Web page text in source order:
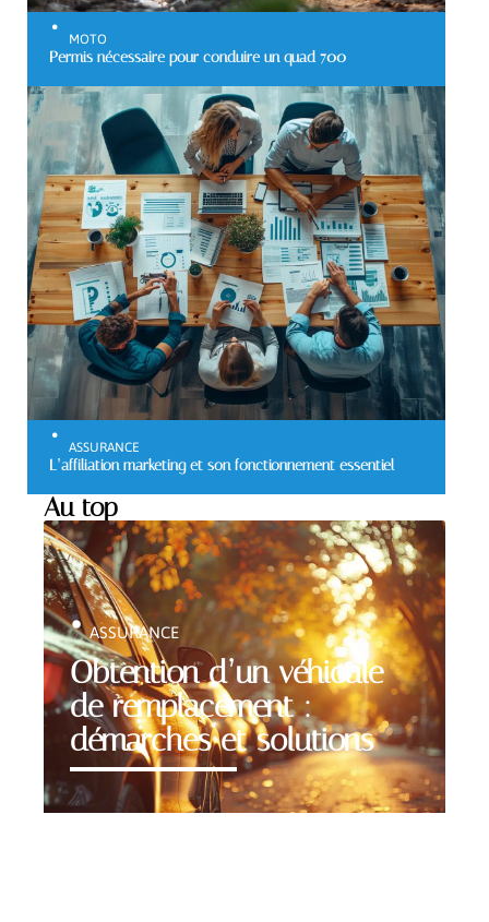
MOTO
Permis nécessaire pour conduire un quad 700
ASSURANCE
L’affiliation marketing et son fonctionnement essentiel
Au top
Obtention d’un véhicule
de remplacement :
démarches et solutions
ASSURANCE